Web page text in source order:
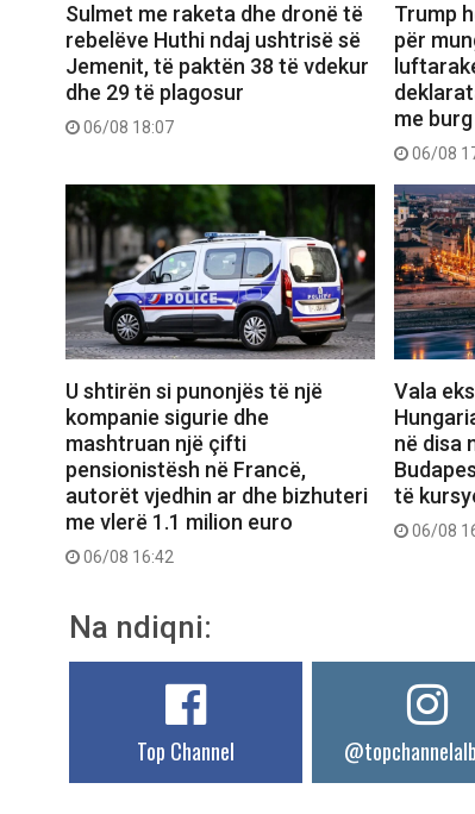
Sulmet me raketa dhe dronë të
rebelëve Huthi ndaj ushtrisë së
Jemenit, të paktën 38 të vdekur
dhe 29 të plagosur
06/08 18:07
Trump
për
me burg
06/08
U shtirën si punonjës të një
kompanie sigurie dhe
mashtruan një çifti
pensionistësh në Francë,
autorët vjedhin ar dhe bizhuteri
me vlerë 1.1 milion euro
06/08 16:42
Vala
në disa
të
06/08
Na ndiqni:
Top Channel